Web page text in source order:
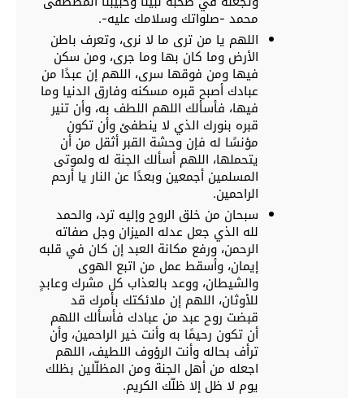
محمد -صلواتك وسلامك عليه-.
اللهم يا من ترى ما لا نرى، وتعرف باطن
الأرض وما كان بها وما جرى، ومن سكن
فيها ومن فوقها سرى، اللهم إن عبدًا من
عبادك أصبح قبره مسكنه وفارق الدنيا وما
فيها، فأسألك اللهم اللطف به، وأن تنير
قبره بنورك الذي لا ينطفئ وأن تكون
مؤنسًا له فإن وحشة القبر أثقل من أن
يتحملها، اللهم أسألك الجنة له ولموتى
المسلمين أجمعين وبعدًا عن النار يا أرحم
الراحمين.
سبحان من خلق الروح وإليه ترد، والحمد
لله الذي جعل عدله الميزان وجل صفاته
الرحمن، ورفع مكانة العبد إن كان في قلبه
إيمان، وأسقط عمل من اتبع الهوى
والشيطان، ووعد بالعذاب كل مشرك وعابدٍ
للأوثان، اللهم إن ملائكتك بأمرك قد
قبضت روح عبد من عبادك فأسألك اللهم
أن تكون رحيمًا به وأنت خير الراحمين، وأن
ترأف بحاله وأنت الرؤوف اللطيف، اللهم
اجعله من أهل الجنة ومن المظلّلين بظلك
يوم لا ظل إلا ظلّك الكريم.